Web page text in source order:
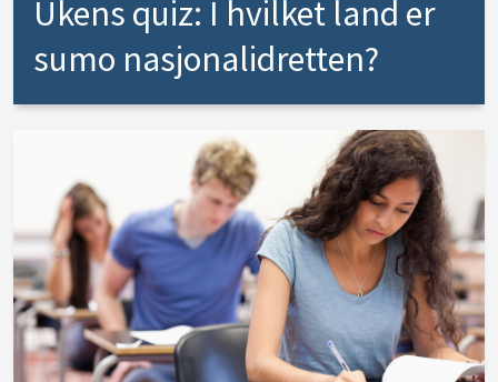
Ukens quiz: I hvilket land er
sumo nasjonalidretten?